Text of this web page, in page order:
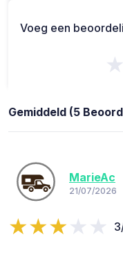
Voeg een
Gemiddeld (5
MarieAc
21/07/2026